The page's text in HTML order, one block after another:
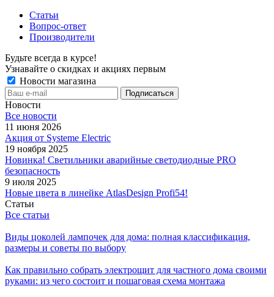
Статьи
Вопрос-ответ
Производители
Будьте всегда в курсе!
Узнавайте о скидках и акциях первым
Новости магазина
Новости
Все новости
11 июня 2026
Акция от Systeme Electric
19 ноября 2025
Новинка! Светильники аварийные светодиодные PRO
безопасность
9 июля 2025
Новые цвета в линейке AtlasDesign Profi54!
Статьи
Все статьи
Виды цоколей лампочек для дома: полная классификация,
размеры и советы по выбору
Как правильно собрать электрощит для частного дома своими
руками: из чего состоит и пошаговая схема монтажа